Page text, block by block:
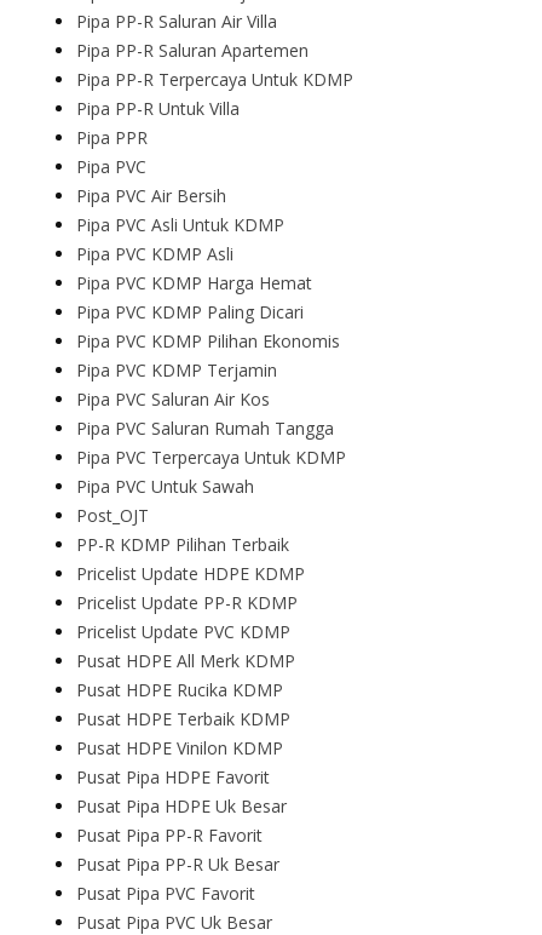
Pipa PP-R Saluran Air Villa
Pipa PP-R Saluran Apartemen
Pipa PP-R Terpercaya Untuk KDMP
Pipa PP-R Untuk Villa
Pipa PPR
Pipa PVC
Pipa PVC Air Bersih
Pipa PVC Asli Untuk KDMP
Pipa PVC KDMP Asli
Pipa PVC KDMP Harga Hemat
Pipa PVC KDMP Paling Dicari
Pipa PVC KDMP Pilihan Ekonomis
Pipa PVC KDMP Terjamin
Pipa PVC Saluran Air Kos
Pipa PVC Saluran Rumah Tangga
Pipa PVC Terpercaya Untuk KDMP
Pipa PVC Untuk Sawah
Post_OJT
PP-R KDMP Pilihan Terbaik
Pricelist Update HDPE KDMP
Pricelist Update PP-R KDMP
Pricelist Update PVC KDMP
Pusat HDPE All Merk KDMP
Pusat HDPE Rucika KDMP
Pusat HDPE Terbaik KDMP
Pusat HDPE Vinilon KDMP
Pusat Pipa HDPE Favorit
Pusat Pipa HDPE Uk Besar
Pusat Pipa PP-R Favorit
Pusat Pipa PP-R Uk Besar
Pusat Pipa PVC Favorit
Pusat Pipa PVC Uk Besar